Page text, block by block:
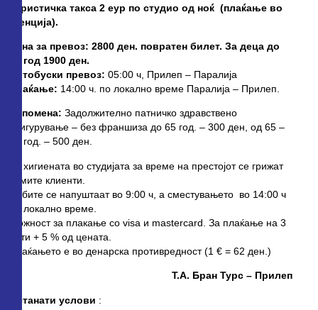
Туристичка такса 2 еур по студио од ноќ (плаќање во
агенција).
Цена за превоз: 2800 ден. повратен билет. За деца до
14 год 1900 ден.
Автобуски превоз:05:00 ч, Прилеп – Паралија
Враќање: 14:00 ч. по локално време Паралија – Прилеп.
Напомена: Задолжително патничко здравствено
осигурување – без франшиза до 65 год. – 300 ден, од 65 –
70 год. – 500 ден.
За хигиената во студијата за време на престојот се грижат
самите клиенти.
Собите се напуштаат во 9:00 ч, а сместувањето во 14:00 ч
по локално време.
Можност за плакање со visa и mastercard. За плаќање на 3
рати + 5 % од цената.
Плаќањето е во денарска противредност (1 € = 62 ден.)
Т.А. Бран Турс – Прилеп
Останати услови :